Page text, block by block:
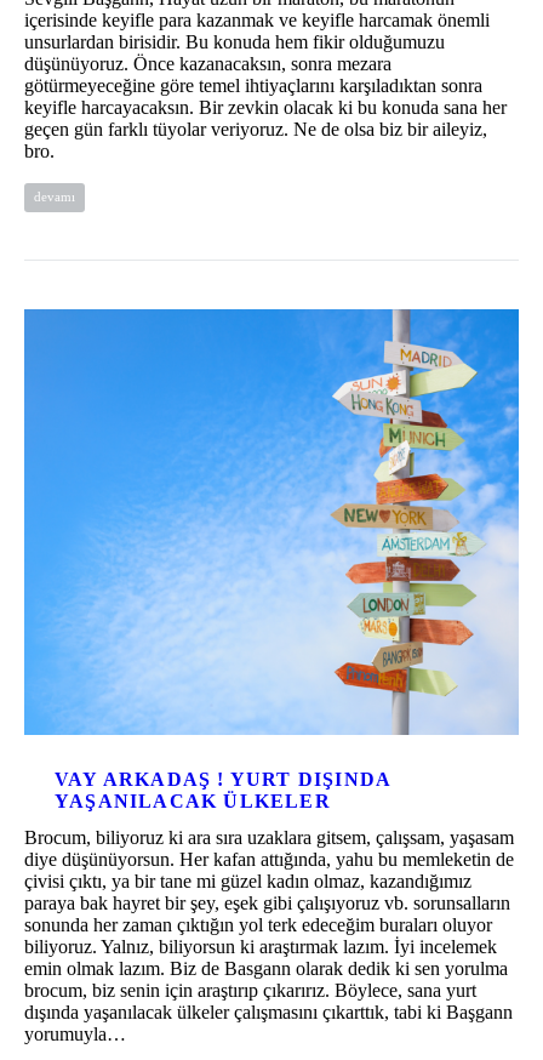
içerisinde keyifle para kazanmak ve keyifle harcamak önemli
unsurlardan birisidir. Bu konuda hem fikir olduğumuzu
düşünüyoruz. Önce kazanacaksın, sonra mezara
götürmeyeceğine göre temel ihtiyaçlarını karşıladıktan sonra
keyifle harcayacaksın. Bir zevkin olacak ki bu konuda sana her
geçen gün farklı tüyolar veriyoruz. Ne de olsa biz bir aileyiz,
bro.
devamı
VAY ARKADAŞ ! YURT DIŞINDA
YAŞANILACAK ÜLKELER
Brocum, biliyoruz ki ara sıra uzaklara gitsem, çalışsam, yaşasam
diye düşünüyorsun. Her kafan attığında, yahu bu memleketin de
çivisi çıktı, ya bir tane mi güzel kadın olmaz, kazandığımız
paraya bak hayret bir şey, eşek gibi çalışıyoruz vb. sorunsalların
sonunda her zaman çıktığın yol terk edeceğim buraları oluyor
biliyoruz. Yalnız, biliyorsun ki araştırmak lazım. İyi incelemek
emin olmak lazım. Biz de Basgann olarak dedik ki sen yorulma
brocum, biz senin için araştırıp çıkarırız. Böylece, sana yurt
dışında yaşanılacak ülkeler çalışmasını çıkarttık, tabi ki Başgann
yorumuyla…